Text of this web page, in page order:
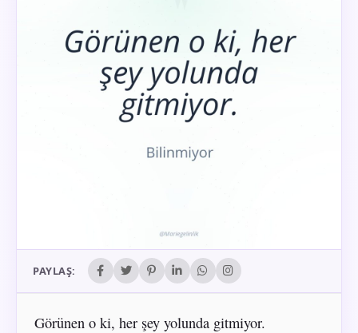
PAYLAŞ:
Görünen o ki, her şey yolunda gitmiyor.